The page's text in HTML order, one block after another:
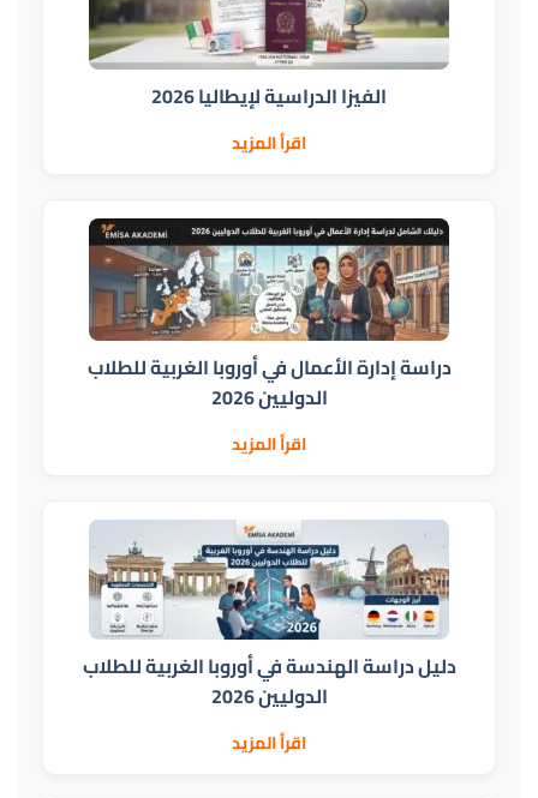
الفيزا الدراسية لإيطاليا 2026
اقرأ المزيد
دراسة إدارة الأعمال في أوروبا الغربية للطلاب
الدوليين 2026
اقرأ المزيد
دليل دراسة الهندسة في أوروبا الغربية للطلاب
الدوليين 2026
اقرأ المزيد